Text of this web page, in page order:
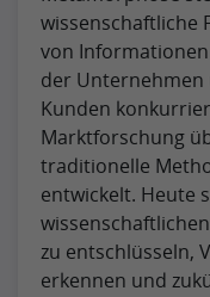
wissenschaftliche
von
der Unternehmen
Kunden
Marktforschung
traditionelle
entwickelt. Heute
zu entschlüsseln,
erkennen und